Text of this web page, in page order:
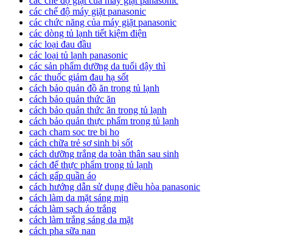
các chế độ máy giặt panasonic
các chức năng của máy giặt panasonic
các dòng tủ lạnh tiết kiệm điện
các loại đau đầu
các loại tủ lạnh panasonic
các sản phẩm dưỡng da tuổi dậy thì
các thuốc giảm đau hạ sốt
cách bảo quản đồ ăn trong tủ lạnh
cách bảo quản thức ăn
cách bảo quản thức ăn trong tủ lạnh
cách bảo quản thực phẩm trong tủ lạnh
cach cham soc tre bi ho
cách chữa trẻ sơ sinh bị sốt
cách dưỡng trắng da toàn thân sau sinh
cách để thực phẩm trong tủ lạnh
cách gấp quần áo
cách hướng dẫn sử dụng điều hòa panasonic
cách làm da mặt sáng mịn
cách làm sạch áo trắng
cách làm trắng sáng da mặt
cách pha sữa nan